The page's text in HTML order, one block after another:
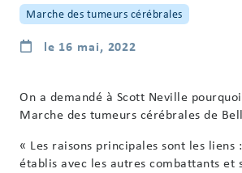
Marche des tumeurs cérébrales
le 16 mai, 2022
On a demandé à Scott Neville
Marche des tumeurs cérébrales de
« Les raisons principales sont les liens
établis avec les autres combattants et